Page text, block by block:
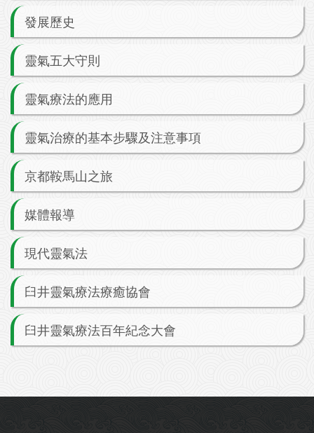
發展歷史
靈氣五大守則
靈氣療法的應用
靈氣治療的基本步驟及注意事項
京都鞍馬山之旅
媒體報導
現代靈氣法
臼井靈氣療法療癒協會
臼井靈氣療法百年紀念大會